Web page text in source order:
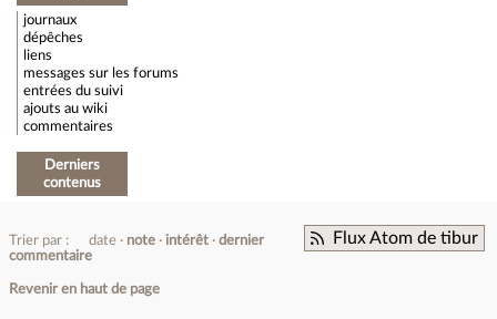
journaux
dépêches
liens
messages sur les forums
entrées du suivi
ajouts au wiki
commentaires
Derniers
contenus
Flux Atom de tibur
Trier par : date note intérêt
dernier
commentaire
Revenir en haut de page